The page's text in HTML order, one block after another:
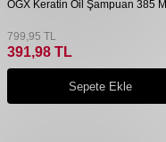
OGX Keratin Oil Şampuan 385 Ml
799,95 TL
391,98 TL
Sepete Ekle